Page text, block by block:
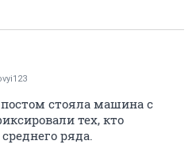
стояла машина с
тех, кто
ряда.